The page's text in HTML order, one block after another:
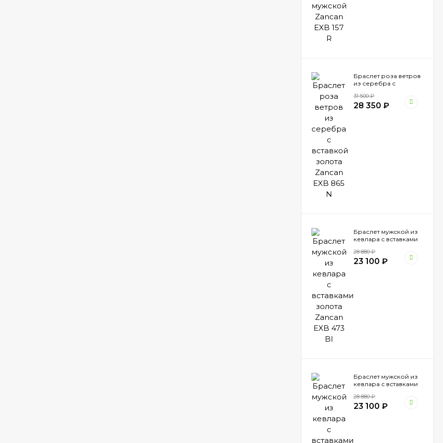
Браслет роза ветров
из серебра с
Zancan EXB 865 N
31 500₽
28 350 ₽
Браслет мужской из
кевлара с вставками
473 BI
28 880₽
23 100 ₽
Браслет мужской из
кевлара с вставками
472 Ne
28 880₽
23 100 ₽